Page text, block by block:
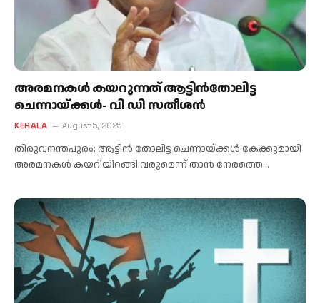
അരമനകൾ കയറുന്നത് ആട്ടിൻതോലിട്ട
ചെന്നായ്ക്കൾ- വി ഡി സതീശൻ
KERALA August 5, 2025
തിരുവനന്തപുരം: ആട്ടിൻ തോലിട്ട ചെന്നായ്ക്കൾ കേക്കുമായി
അരമനകൾ കയറിയിറങ്ങി വരുമെന്ന് താൻ നേരത്തെ…